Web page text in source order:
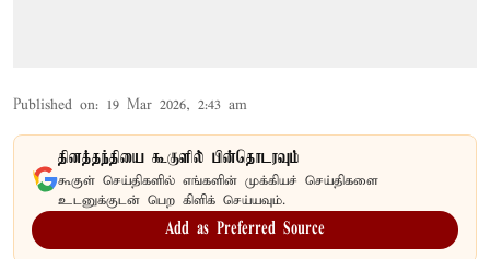
Published on: 19 Mar 2026, 2:43 am
தினத்தந்தியை கூகுளில் பின்தொடரவும்
கூகுள் செய்திகளில் எங்களின் முக்கியச் செய்திகளை
உடனுக்குடன் பெற கிளிக் செய்யவும்.
Add as Preferred Source